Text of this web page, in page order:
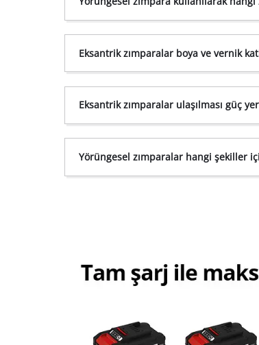
Eksantrik zımparalar boya ve vernik
Eksantrik zımparalar ulaşılması güç
Yörüngesel zımparalar hangi şekiller